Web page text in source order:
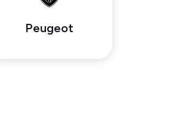
Peugeot